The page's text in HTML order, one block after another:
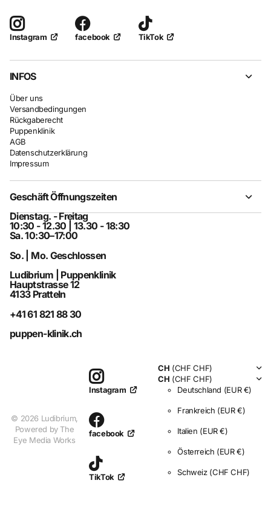
Instagram facebook TikTok
INFOS
Über uns
Versandbedingungen
Rückgaberecht
Puppenklinik
AGB
Datenschutzerklärung
Impressum
Geschäft Öffnungszeiten
Dienstag. - Freitag
10:30 - 12.30 | 13.30 - 18:30
Sa. 10:30–17:00
So. | Mo. Geschlossen
Ludibrium | Puppenklinik
Hauptstrasse 12
4133 Pratteln
+41 61 821 88 30
puppen-klinik.ch
© 2026 Ludibrium,
Powered by The
Eye Media Works
Instagram
facebook
TikTok
CH (CHF CHF)
CH (CHF CHF)
Deutschland (EUR €)
Frankreich (EUR €)
Italien (EUR €)
Österreich (EUR €)
Schweiz (CHF CHF)